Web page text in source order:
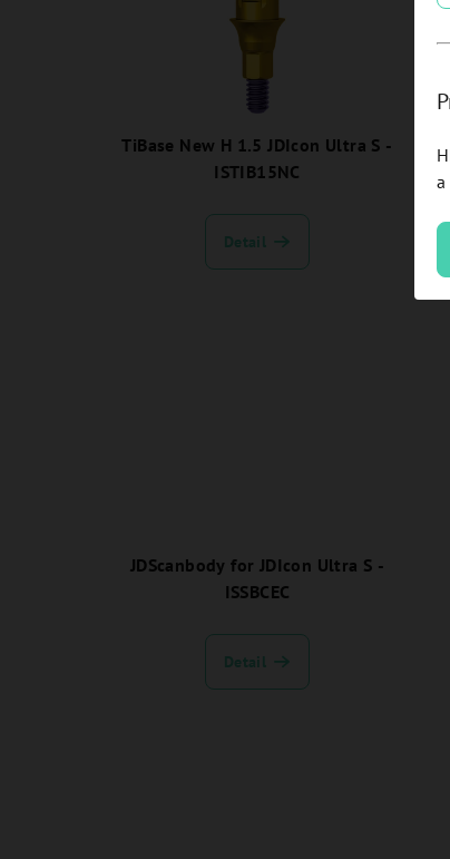
TiBase New H 1.5 JDIcon Ultra S -
ISTIB15NC
Detail
JDScanbody for JDIcon Ultra S -
ISSBCEC
Detail